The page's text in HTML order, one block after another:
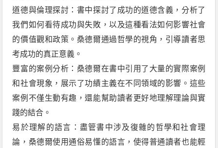
道德與倫理探討：書中探討了成功的道德含義，分析了
我們如何看待成功與失敗，以及這種看法如何影響社會
的價值觀和政策。桑德爾通過哲學的視角，引導讀者思
考成功的真正意義。
豐富的案例分析：桑德爾在書中引用了大量的實際案例
和社會現象，展示了功績主義在不同領域的影響。這些
案例不僅生動有趣，還能幫助讀者更好地理解理論與實
踐的結合。
易於理解的語言：盡管書中涉及復雜的哲學和社會理
論，桑德爾使用通俗易懂的語言，使得普通讀者也能輕